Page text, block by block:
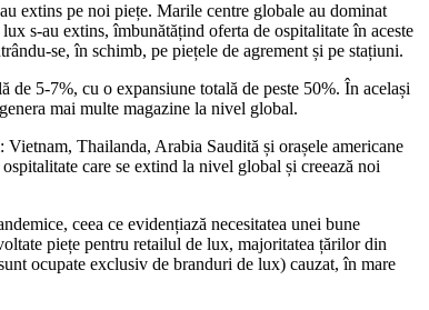
extins pe noi piețe. Marile centre globale au dominat
s-au extins, îmbunătățind oferta de ospitalitate în aceste
se, în schimb, pe piețele de agrement și pe stațiuni.
5-7%, cu o expansiune totală de peste 50%. În același
mai multe magazine la nivel global.
Thailanda, Arabia Saudită și orașele americane
care se extind la nivel global și creează noi
ceea ce evidențiază necesitatea unei bune
piețe pentru retailul de lux, majoritatea țărilor din
ocupate exclusiv de branduri de lux) cauzat, în mare